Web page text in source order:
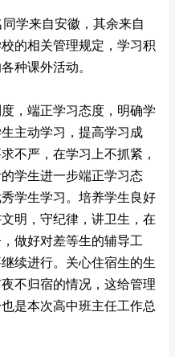
学来自安徽，其余来自
的相关管理规定，学习积
种课外活动。
，端正学习态度，明确学
主动学习，提高学习成
不严，在学习上不抓紧，
学生进一步端正学习态
学生学习。培养学生良好
明，守纪律，讲卫生，在
做好对差等生的辅导工
续进行。关心住宿生的生
不归宿的情况，这给管理
是本次高中班主任工作总